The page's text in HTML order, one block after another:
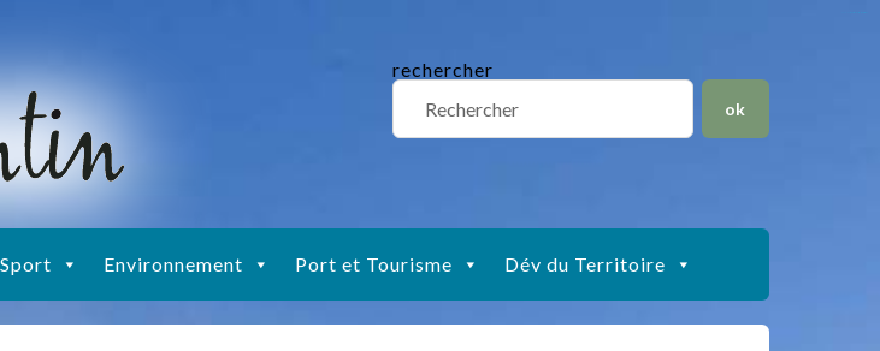
rechercher
Environnement Port et Tourisme Dév du Territoire